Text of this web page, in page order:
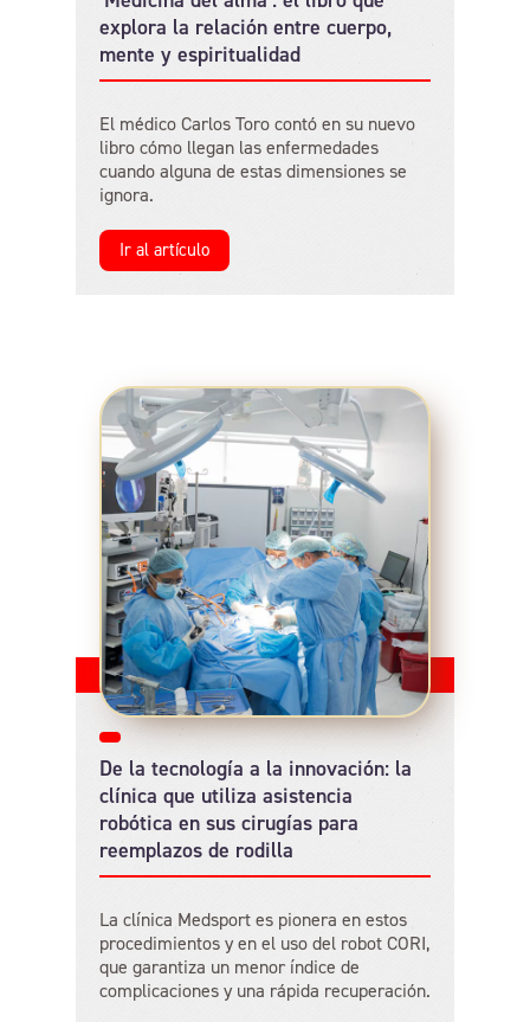
explora la relación entre cuerpo,
mente y espiritualidad
El médico Carlos Toro contó en su nuevo
libro cómo llegan las enfermedades
cuando alguna de estas dimensiones se
ignora.
Ir al artículo
De la tecnología a la innovación: la
clínica que utiliza asistencia
robótica en sus cirugías para
reemplazos de rodilla
La clínica Medsport es pionera en estos
procedimientos y en el uso del robot CORI,
que garantiza un menor índice de
complicaciones y una rápida recuperación.